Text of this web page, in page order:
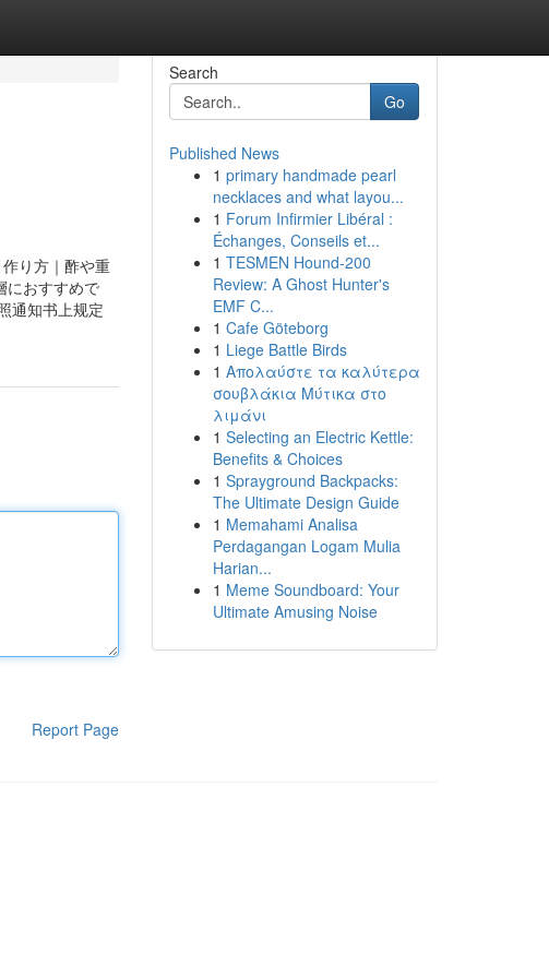
り方｜酢や重
におすすめで
通知书上规定
Report Page
Search
Go
Published News
1 primary handmade pearl
necklaces and what layou...
1 Forum Infirmier Libéral :
Échanges, Conseils et...
1 TESMEN Hound-200
Review: A Ghost Hunter's
EMF C...
1 Cafe Göteborg
1 Liege Battle Birds
1 Απολαύστε τα καλύτερα
σουβλάκια Μύτικα στο
λιμάνι
1 Selecting an Electric Kettle:
Benefits & Choices
1 Sprayground Backpacks:
The Ultimate Design Guide
1 Memahami Analisa
Perdagangan Logam Mulia
Harian...
1 Meme Soundboard: Your
Ultimate Amusing Noise